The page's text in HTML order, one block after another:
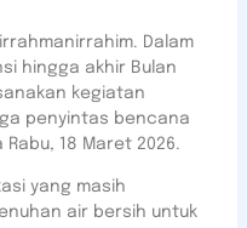
Dalam
hingga akhir Bulan
kegiatan
penyintas bencana
18 Maret 2026.
yang masih
air bersih untuk